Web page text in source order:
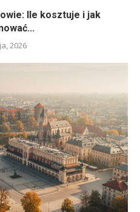
Ile kosztuje i jak
2026